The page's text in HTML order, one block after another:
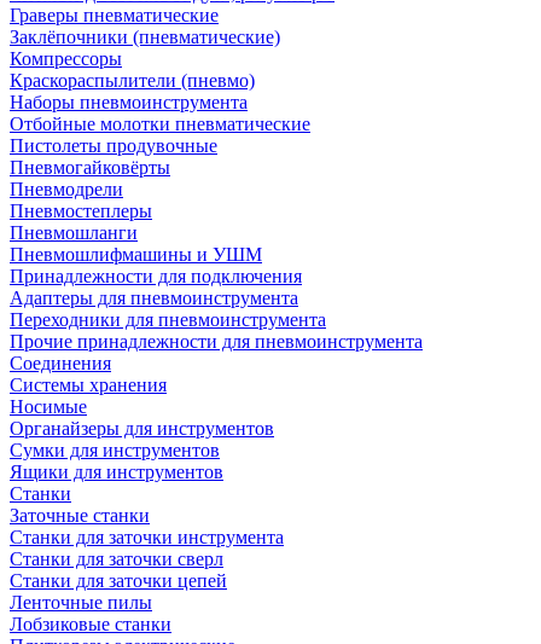
Граверы пневматические
Заклёпочники (пневматические)
Компрессоры
Краскораспылители (пневмо)
Наборы пневмоинструмента
Отбойные молотки пневматические
Пистолеты продувочные
Пневмогайковёрты
Пневмодрели
Пневмостеплеры
Пневмошланги
Пневмошлифмашины и УШМ
Принадлежности для подключения
Адаптеры для пневмоинструмента
Переходники для пневмоинструмента
Прочие принадлежности для пневмоинструмента
Соединения
Системы хранения
Носимые
Органайзеры для инструментов
Сумки для инструментов
Ящики для инструментов
Станки
Заточные станки
Станки для заточки инструмента
Станки для заточки сверл
Станки для заточки цепей
Ленточные пилы
Лобзиковые станки